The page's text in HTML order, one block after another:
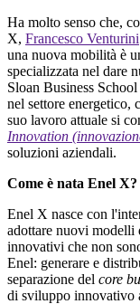
Ha molto senso che,
X, Francesco Venturini
una nuova mobilità è
specializzata nel dare
Sloan Business
nel settore energetico,
suo lavoro attuale si
Innovation
soluzioni aziendali.
Come è nata Enel X?
Enel X nasce con
adottare nuovi modelli
innovativi che non
Enel: generare e
separazione del core
di sviluppo innovativo